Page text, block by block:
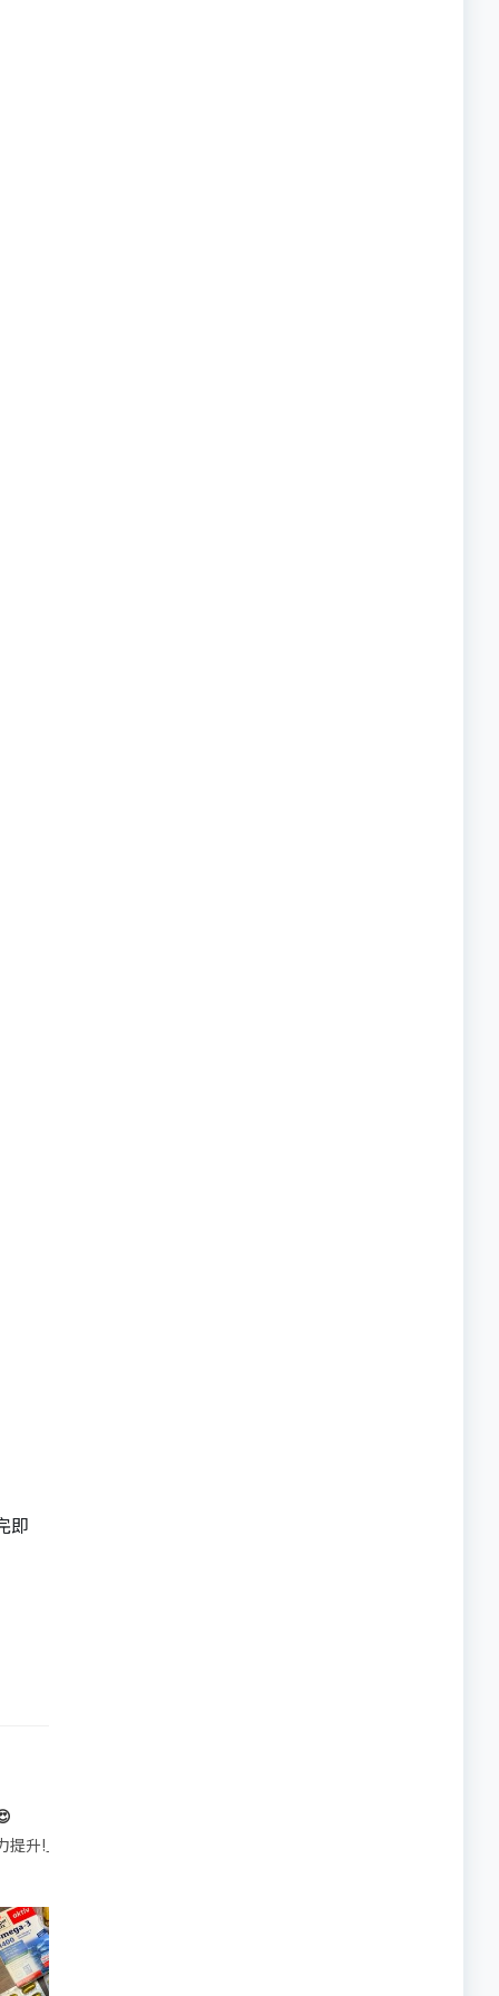
即
帶的行動電源機身已標示「10000mAh」，卻仍被要求當場丟
提升!｣ 長時間對住電腦､剪片寫稿,成日覺得眼睛乾澀､腦袋好似｢斷